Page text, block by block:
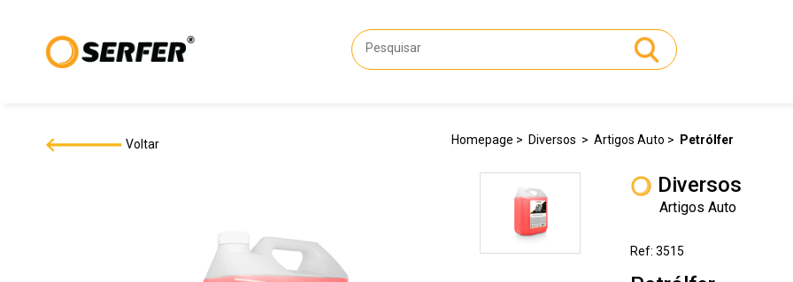
Homepage Diversos Artigos Auto Petrólfer
Voltar
Diversos
Artigos Auto
Ref: 3515